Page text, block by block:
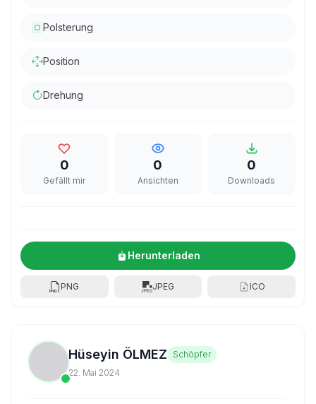
Polsterung
Position
Drehung
0
Gefällt mir
0
Ansichten
0
Downloads
Herunterladen
PNG JPEG ICO
Hüseyin ÖLMEZ
Schöpfer
22. Mai 2024